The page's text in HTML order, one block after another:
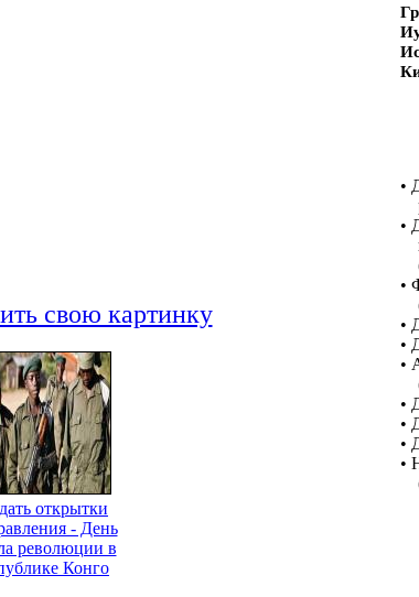
свою картинку
открытки
- День
революции в
Конго
•
•
•
•
•
•
•
•
•
•